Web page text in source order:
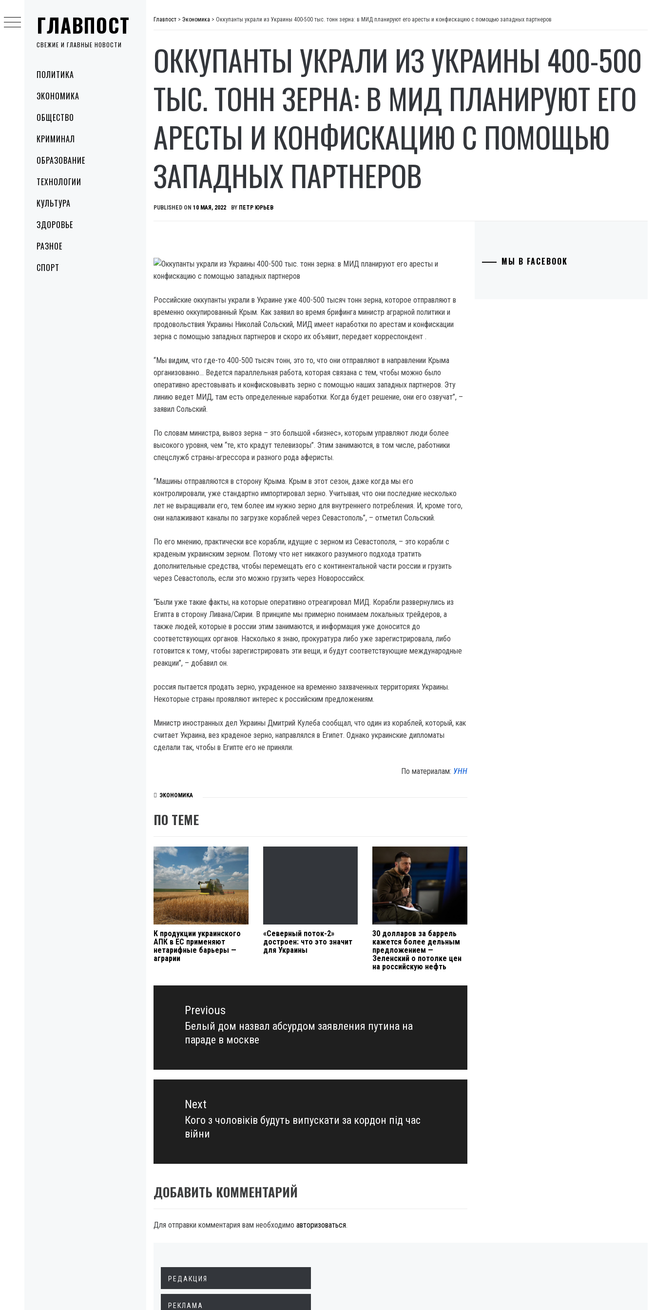
ГЛАВПОСТ
СВЕЖИЕ И ГЛАВНЫЕ НОВОСТИ
MenuПОЛИТИКА
ЭКОНОМИКА
ОБЩЕСТВО
КРИМИНАЛ
ОБРАЗОВАНИЕ
ТЕХНОЛОГИИ
КУЛЬТУРА
ЗДОРОВЬЕ
РАЗНОЕ
СПОРТ
to
content
Главпост > Экономика > Оккупанты украли из Украины 400-500 тыс. тонн зерна: в МИД планируют его аресты и конфискацию с помощью западных партнеров
ОККУПАНТЫ УКРАЛИ ИЗ УКРАИНЫ 400-500
ТЫС. ТОНН ЗЕРНА: В МИД ПЛАНИРУЮТ ЕГО
АРЕСТЫ И КОНФИСКАЦИЮ С ПОМОЩЬЮ
ЗАПАДНЫХ ПАРТНЕРОВ
PUBLISHED ON 10 МАЯ, 2022 BY ПЕТР ЮРЬЕВ
Российские оккупанты украли в Украине уже 400-500 тысяч тонн зерна, которое отправляют в
временно оккупированный Крым. Как заявил во время брифинга министр аграрной политики и
продовольствия Украины Николай Сольский, МИД имеет наработки по арестам и конфискации
зерна с помощью западных партнеров и скоро их объявит, передает корреспондент .
“Мы видим, что где-то 400-500 тысяч тонн, это то, что они отправляют в направлении Крыма
организованно… Ведется параллельная работа, которая связана с тем, чтобы можно было
оперативно арестовывать и конфисковывать зерно с помощью наших западных партнеров. Эту
линию ведет МИД, там есть определенные наработки. Когда будет решение, они его озвучат”, –
заявил Сольский.
По словам министра, вывоз зерна – это большой «бизнес», которым управляют люди более
высокого уровня, чем “те, кто крадут телевизоры”. Этим занимаются, в том числе, работники
спецслужб страны-агрессора и разного рода аферисты.
“Машины отправляются в сторону Крыма. Крым в этот сезон, даже когда мы его
контролировали, уже стандартно импортировал зерно. Учитывая, что они последние несколько
лет не выращивали его, тем более им нужно зерно для внутреннего потребления. И, кроме того,
они налаживают каналы по загрузке кораблей через Севастополь”, – отметил Сольский.
По его мнению, практически все корабли, идущие с зерном из Севастополя, – это корабли с
краденым украинским зерном. Потому что нет никакого разумного подхода тратить
дополнительные средства, чтобы перемещать его с континентальной части россии и грузить
через Севастополь, если это можно грузить через Новороссийск.
“Были уже такие факты, на которые оперативно отреагировал МИД. Корабли развернулись из
Египта в сторону Ливана/Сирии. В принципе мы примерно понимаем локальных трейдеров, а
также людей, которые в россии этим занимаются, и информация уже доносится до
соответствующих органов. Насколько я знаю, прокуратура либо уже зарегистрировала, либо
готовится к тому, чтобы зарегистрировать эти вещи, и будут соответствующие международные
реакции”, – добавил он.
россия пытается продать зерно, украденное на временно захваченных территориях Украины.
Некоторые страны проявляют интерес к российским предложениям.
Министр иностранных дел Украины Дмитрий Кулеба сообщал, что один из кораблей, который, как
считает Украина, вез краденое зерно, направлялся в Египет. Однако украинские дипломаты
сделали так, чтобы в Египте его не приняли.
По материалам: УНН
ЭКОНОМИКА
ПО ТЕМЕ
К продукции украинского
АПК в ЕС применяют
нетарифные барьеры —
аграрии
«Северный поток-2»
достроен: что это значит
для Украины
30 долларов за баррель
кажется более дельным
предложением —
Зеленский о потолке цен
на российскую нефть
Навигация
записямPrevious
Previous
post:
Белый дом назвал абсурдом заявления путина на
параде в москве
Next
Next
post:
Кого з чоловіків будуть випускати за кордон під час
війни
ДОБАВИТЬ КОММЕНТАРИЙ
Для отправки комментария вам необходимо авторизоваться.
МЫ В FACEBOOK
РЕДАКЦИЯ
РЕКЛАМА